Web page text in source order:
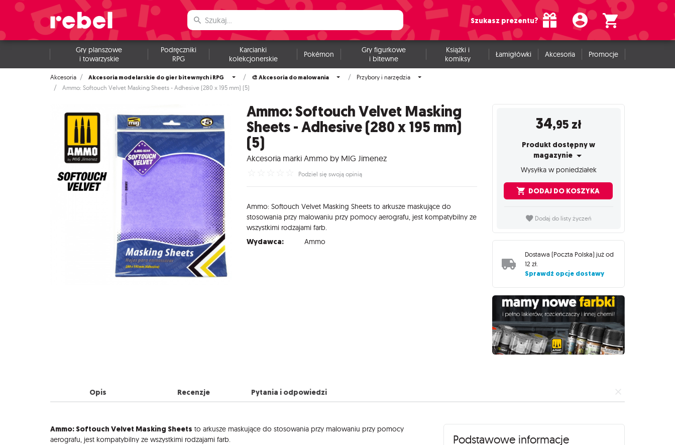
Szukasz prezentu?
Gry planszowe
i towarzyskie
Podręczniki
RPG
Karcianki
kolekcjonerskie
Pokémon
Gry figurkowe
i bitewne
Książki i
komiksy
Łamigłówki Akcesoria Promocje
Akcesoria Akcesoria modelarskie do gier bitewnych i RPG 🎨 Akcesoria do malowania
Przybory i narzędzia
Ammo: Softouch Velvet Masking Sheets - Adhesive (280 x 195 mm) (5)
Ammo: Softouch Velvet Masking
Sheets - Adhesive (280 x 195 mm)
(5)
Akcesoria marki Ammo by MIG Jimenez
Podziel się swoją opinią
Ammo: Softouch Velvet Masking Sheets to arkusze maskujące do
stosowania przy malowaniu przy pomocy aerografu, jest kompatybilny ze
wszystkimi rodzajami farb.
Wydawca: Ammo
34,95 zł
Produkt dostępny w
magazynie
Wysyłka w poniedziałek
DODAJ DO KOSZYKA
Dodaj do listy życzeń
Dostawa (Poczta Polska) już od
12 zł.
Sprawdź opcje dostawy
Opis Recenzje Pytania i odpowiedzi
Opis
Ammo: Softouch Velvet Masking Sheets to arkusze maskujące do stosowania przy malowaniu przy pomocy
aerografu, jest kompatybilny ze wszystkimi rodzajami farb.
Podstawowe informacje